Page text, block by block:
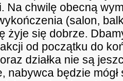
Na chwilę obecną
(salon,
żyje się dobrze.
od początku do
działka nie są
nabywca będzie